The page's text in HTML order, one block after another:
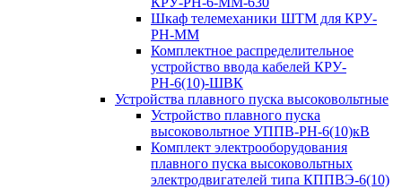
Шкаф телемеханики ШТМ для КРУ-
РН-ММ
Комплектное распределительное
устройство ввода кабелей КРУ-
РН-6(10)-ШВК
Устройства плавного пуска высоковольтные
Устройство плавного пуска
высоковольтное УППВ-РН-6(10)кВ
Комплект электрооборудования
плавного пуска высоковольтных
электродвигателей типа КППВЭ-6(10)